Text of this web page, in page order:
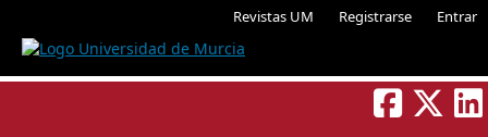
Revistas UM Registrarse Entrar